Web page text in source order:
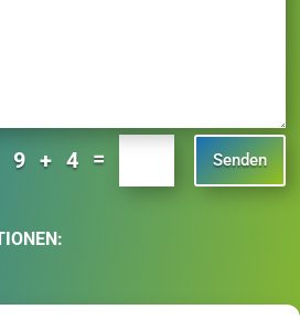
9 + 4 = Senden